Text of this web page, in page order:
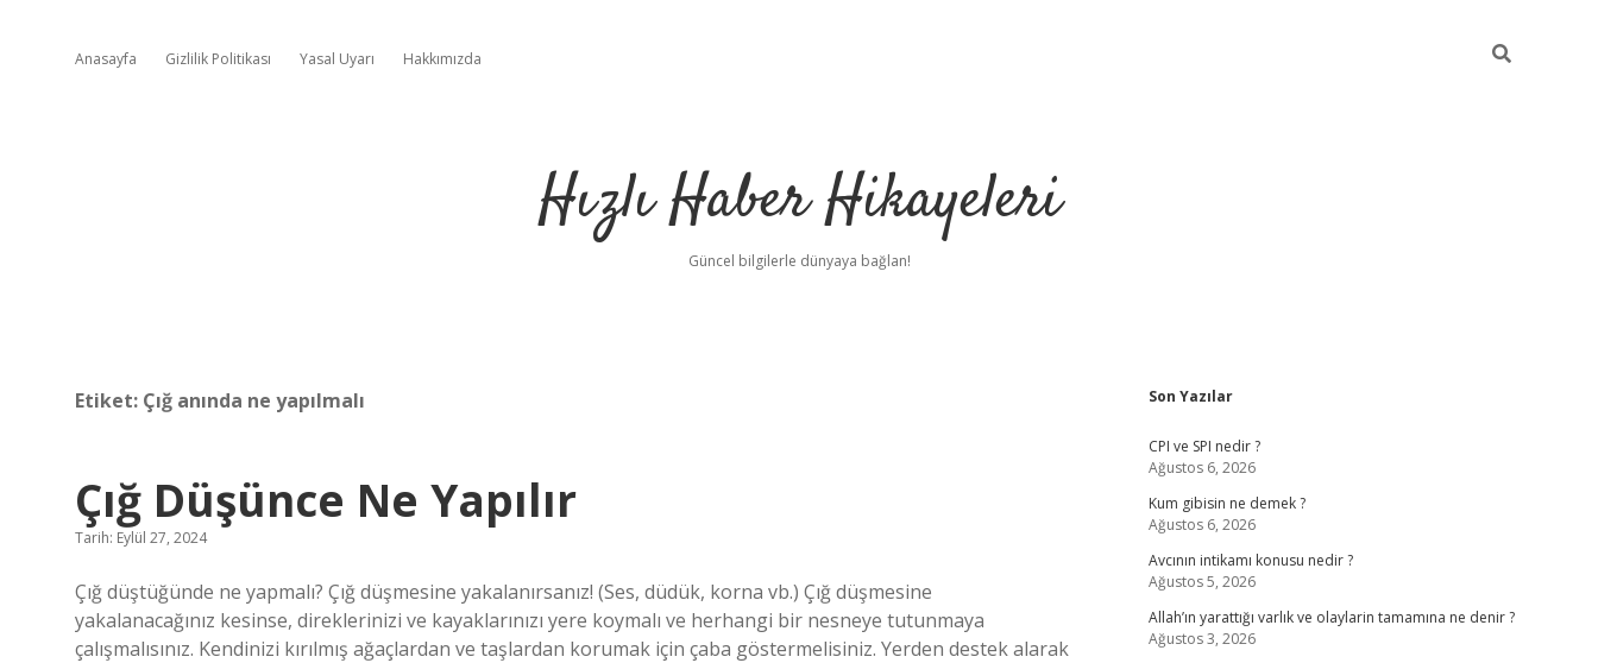
Anasayfa Gizlilik Politikası Yasal Uyarı Hakkımızda
Hızlı Haber Hikayeleri
Güncel bilgilerle dünyaya bağlan!
Etiket: Çığ anında ne yapılmalı
Çığ Düşünce Ne Yapılır
Tarih: Eylül 27, 2024
Çığ düştüğünde ne yapmalı? Çığ düşmesine yakalanırsanız! (Ses, düdük, korna vb.) Çığ düşmesine
yakalanacağınız kesinse, direklerinizi ve kayaklarınızı yere koymalı ve herhangi bir nesneye tutunmaya
çalışmalısınız. Kendinizi kırılmış ağaçlardan ve taşlardan korumak için çaba göstermelisiniz. Yerden destek alarak
Sidebar
Son Yazılar
CPI ve SPI nedir ?
Ağustos 6, 2026
Kum gibisin ne demek ?
Ağustos 6, 2026
Avcının intikamı konusu nedir ?
Ağustos 5, 2026
Allah’ın yarattığı varlık ve olaylarin tamamına ne denir ?
Ağustos 3, 2026